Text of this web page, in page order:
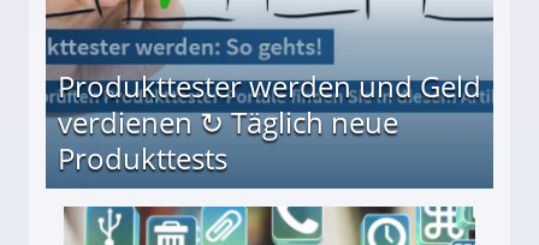
Produkttester werden und Geld
verdienen ↻ Täglich neue
Produkttests
↻ Täglich neue Produkttests